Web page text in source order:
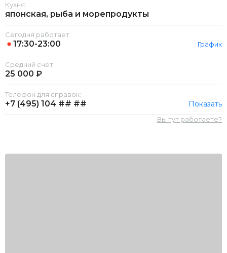
Кухня:
японская, рыба и морепродукты
Сегодня работает:
17:30-23:00 График
Средний счет:
25 000 ₽
Телефон для справок:
+7 (495) 104 ## ## Показать
Вы тут работаете?